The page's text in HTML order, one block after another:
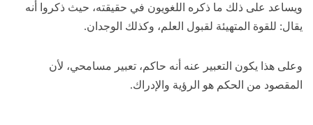
ويساعد على ذلك ما ذكره اللغويون في حقيقته، حيث ذكروا أنه
يقال: للقوة المتهيئة لقبول العلم، وكذلك الوجدان.
وعلى هذا يكون التعبير عنه أنه حاكم، تعبير مسامحي، لأن
المقصود من الحكم هو الرؤية والإدراك.